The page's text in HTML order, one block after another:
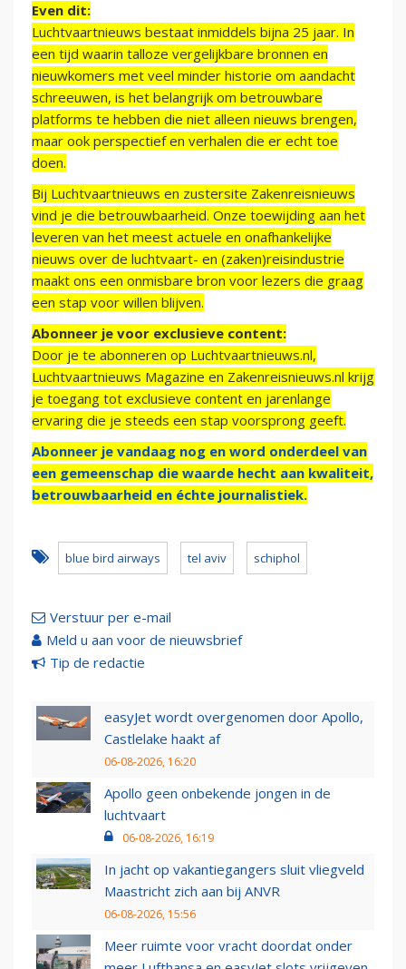
Even dit:
Luchtvaartnieuws bestaat inmiddels bijna 25 jaar. In
een tijd waarin talloze vergelijkbare bronnen en
nieuwkomers met veel minder historie om aandacht
schreeuwen, is het belangrijk om betrouwbare
platforms te hebben die niet alleen nieuws brengen,
maar ook perspectief en verhalen die er echt toe
doen.
Bij Luchtvaartnieuws en zustersite Zakenreisnieuws
vind je die betrouwbaarheid. Onze toewijding aan het
leveren van het meest actuele en onafhankelijke
nieuws over de luchtvaart- en (zaken)reisindustrie
maakt ons een onmisbare bron voor lezers die graag
een stap voor willen blijven.
Abonneer je voor exclusieve content:
Door je te abonneren op Luchtvaartnieuws.nl,
Luchtvaartnieuws Magazine en Zakenreisnieuws.nl krijg
je toegang tot exclusieve content en jarenlange
ervaring die je steeds een stap voorsprong geeft.
Abonneer je vandaag nog en word onderdeel van
een gemeenschap die waarde hecht aan kwaliteit,
betrouwbaarheid en échte journalistiek.
blue bird airways tel aviv schiphol
Verstuur per e-mail
Meld u aan voor de nieuwsbrief
Tip de redactie
easyJet wordt overgenomen door Apollo,
Castlelake haakt af
06-08-2026, 16:20
Apollo geen onbekende jongen in de
luchtvaart
06-08-2026, 16:19
In jacht op vakantiegangers sluit vliegveld
Maastricht zich aan bij ANVR
06-08-2026, 15:56
Meer ruimte voor vracht doordat onder